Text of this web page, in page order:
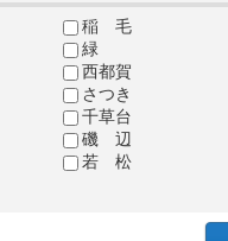
稲 毛
緑
西都賀
さつき
千草台
磯 辺
若 松